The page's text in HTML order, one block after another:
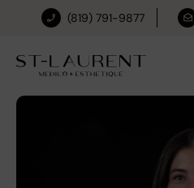
(819) 791-9877